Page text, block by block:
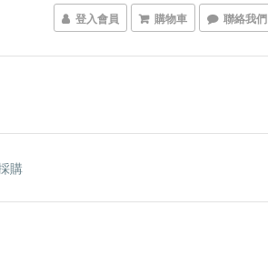
登入會員 購物車 聯絡我們
購